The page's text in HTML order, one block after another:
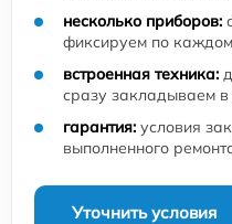
несколько приборов:
фиксируем по
встроенная техника:
сразу закладываем в
гарантия: условия
выполненного
Уточнить условия